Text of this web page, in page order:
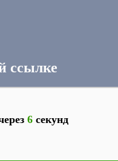
ссылке
6секунд